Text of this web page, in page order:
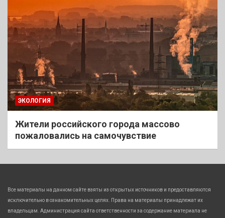
ЭКОЛОГИЯ
Жители российского города массово
пожаловались на самочувствие
Все материалы на данном сайте взяты из открытых источников и предоставляются
исключительно в ознакомительных целях. Права на материалы принадлежат их
владельцам. Администрация сайта ответственности за содержание материала не